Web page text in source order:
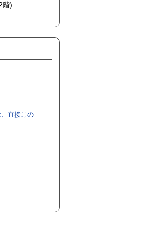
階)
、直接この